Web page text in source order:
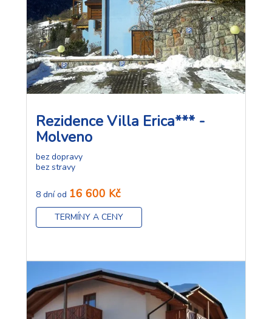
Rezidence Villa Erica*** -
Molveno
bez dopravy
bez stravy
8 dní od 16 600 Kč
TERMÍNY A CENY